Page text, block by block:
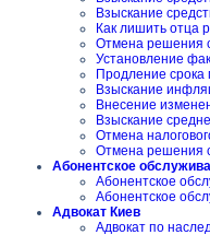
Взыскание
Как лишить отца
Отмена решения
Установление
Продление срока
Взыскание
Внесение
Взыскание
Отмена
Отмена решения
Абонентское
Абонентское
Абонентское
Адвокат Киев
Адвокат по